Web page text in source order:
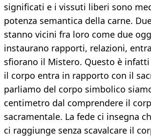
significati e i vissuti liberi sono
potenza semantica della carne.
stanno vicini fra loro come due
instaurano rapporti, relazioni,
sfiorano il Mistero. Questo è
il corpo entra in rapporto con il
parliamo del corpo simbolico
centimetro dal comprendere il
sacramentale. La fede ci insegna
ci raggiunge senza scavalcare il